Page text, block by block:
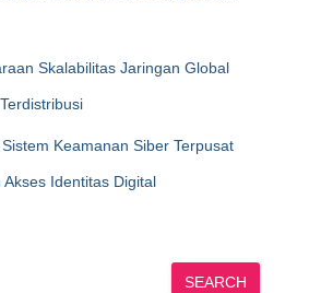
Skalabilitas Jaringan Global
Keamanan Siber Terpusat
Identitas Digital
SEARCH